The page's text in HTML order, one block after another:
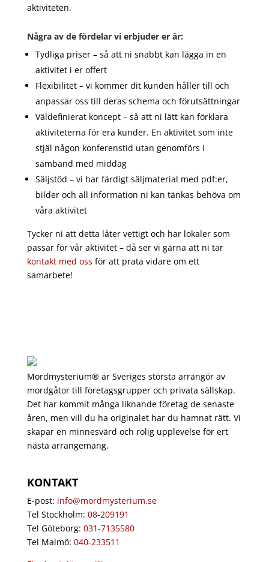
aktiviteten.
Några av de fördelar vi erbjuder er är:
Tydliga priser – så att ni snabbt kan lägga in en
aktivitet i er offert
Flexibilitet – vi kommer dit kunden håller till och
anpassar oss till deras schema och förutsättningar
Väldefinierat koncept – så att ni lätt kan förklara
aktiviteterna för era kunder. En aktivitet som inte
stjäl någon konferenstid utan genomförs i
samband med middag
Säljstöd – vi har färdigt säljmaterial med pdf:er,
bilder och all information ni kan tänkas behöva om
våra aktivitet
Tycker ni att detta låter vettigt och har lokaler som
passar för vår aktivitet – då ser vi gärna att ni tar
kontakt med oss för att prata vidare om ett
samarbete!
Mordmysterium® är Sveriges största arrangör av
mordgåtor till företagsgrupper och privata sällskap.
Det har kommit många liknande företag de senaste
åren, men vill du ha originalet har du hamnat rätt. Vi
skapar en minnesvärd och rolig upplevelse för ert
nästa arrangemang.
KONTAKT
E-post: info@mordmysterium.se
Tel Stockholm: 08-209191
Tel Göteborg: 031-7135580
Tel Malmö: 040-233511